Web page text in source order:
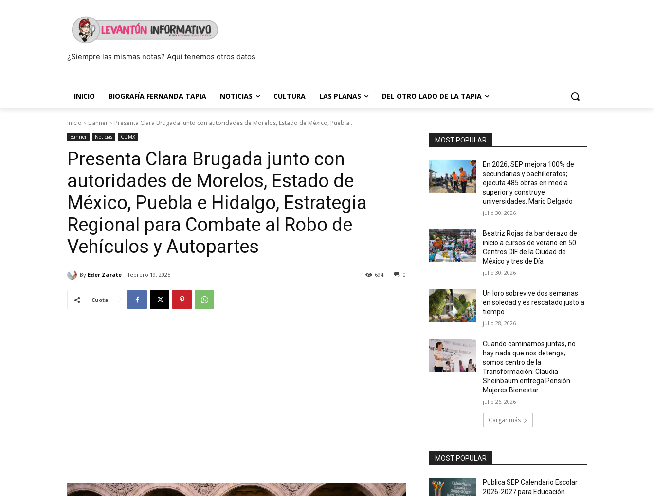
¿Siempre las mismas notas? Aquí tenemos otros datos
INICIO BIOGRAFÍA FERNANDA TAPIA NOTICIAS CULTURA LAS PLANAS DEL OTRO LADO DE LA TAPIA
Inicio Banner Presenta Clara Brugada junto con autoridades de Morelos, Estado de México, Puebla...
Banner Noticias CDMX
Presenta Clara Brugada junto con
autoridades de Morelos, Estado de
México, Puebla e Hidalgo, Estrategia
Regional para Combate al Robo de
Vehículos y Autopartes
By Eder Zarate febrero 19, 2025 0
694
Cuota
MOST POPULAR
En 2026, SEP mejora 100% de
secundarias y bachilleratos;
ejecuta 485 obras en media
superior y construye
universidades: Mario Delgado
julio 30, 2026
Beatriz Rojas da banderazo de
inicio a cursos de verano en 50
Centros DIF de la Ciudad de
México y tres de Día
julio 30, 2026
Un loro sobrevive dos semanas
en soledad y es rescatado justo a
tiempo
julio 28, 2026
Cuando caminamos juntas, no
hay nada que nos detenga;
somos centro de la
Transformación: Claudia
Sheinbaum entrega Pensión
Mujeres Bienestar
julio 26, 2026
Cargar más
MOST POPULAR
Publica SEP Calendario Escolar
2026-2027 para Educación